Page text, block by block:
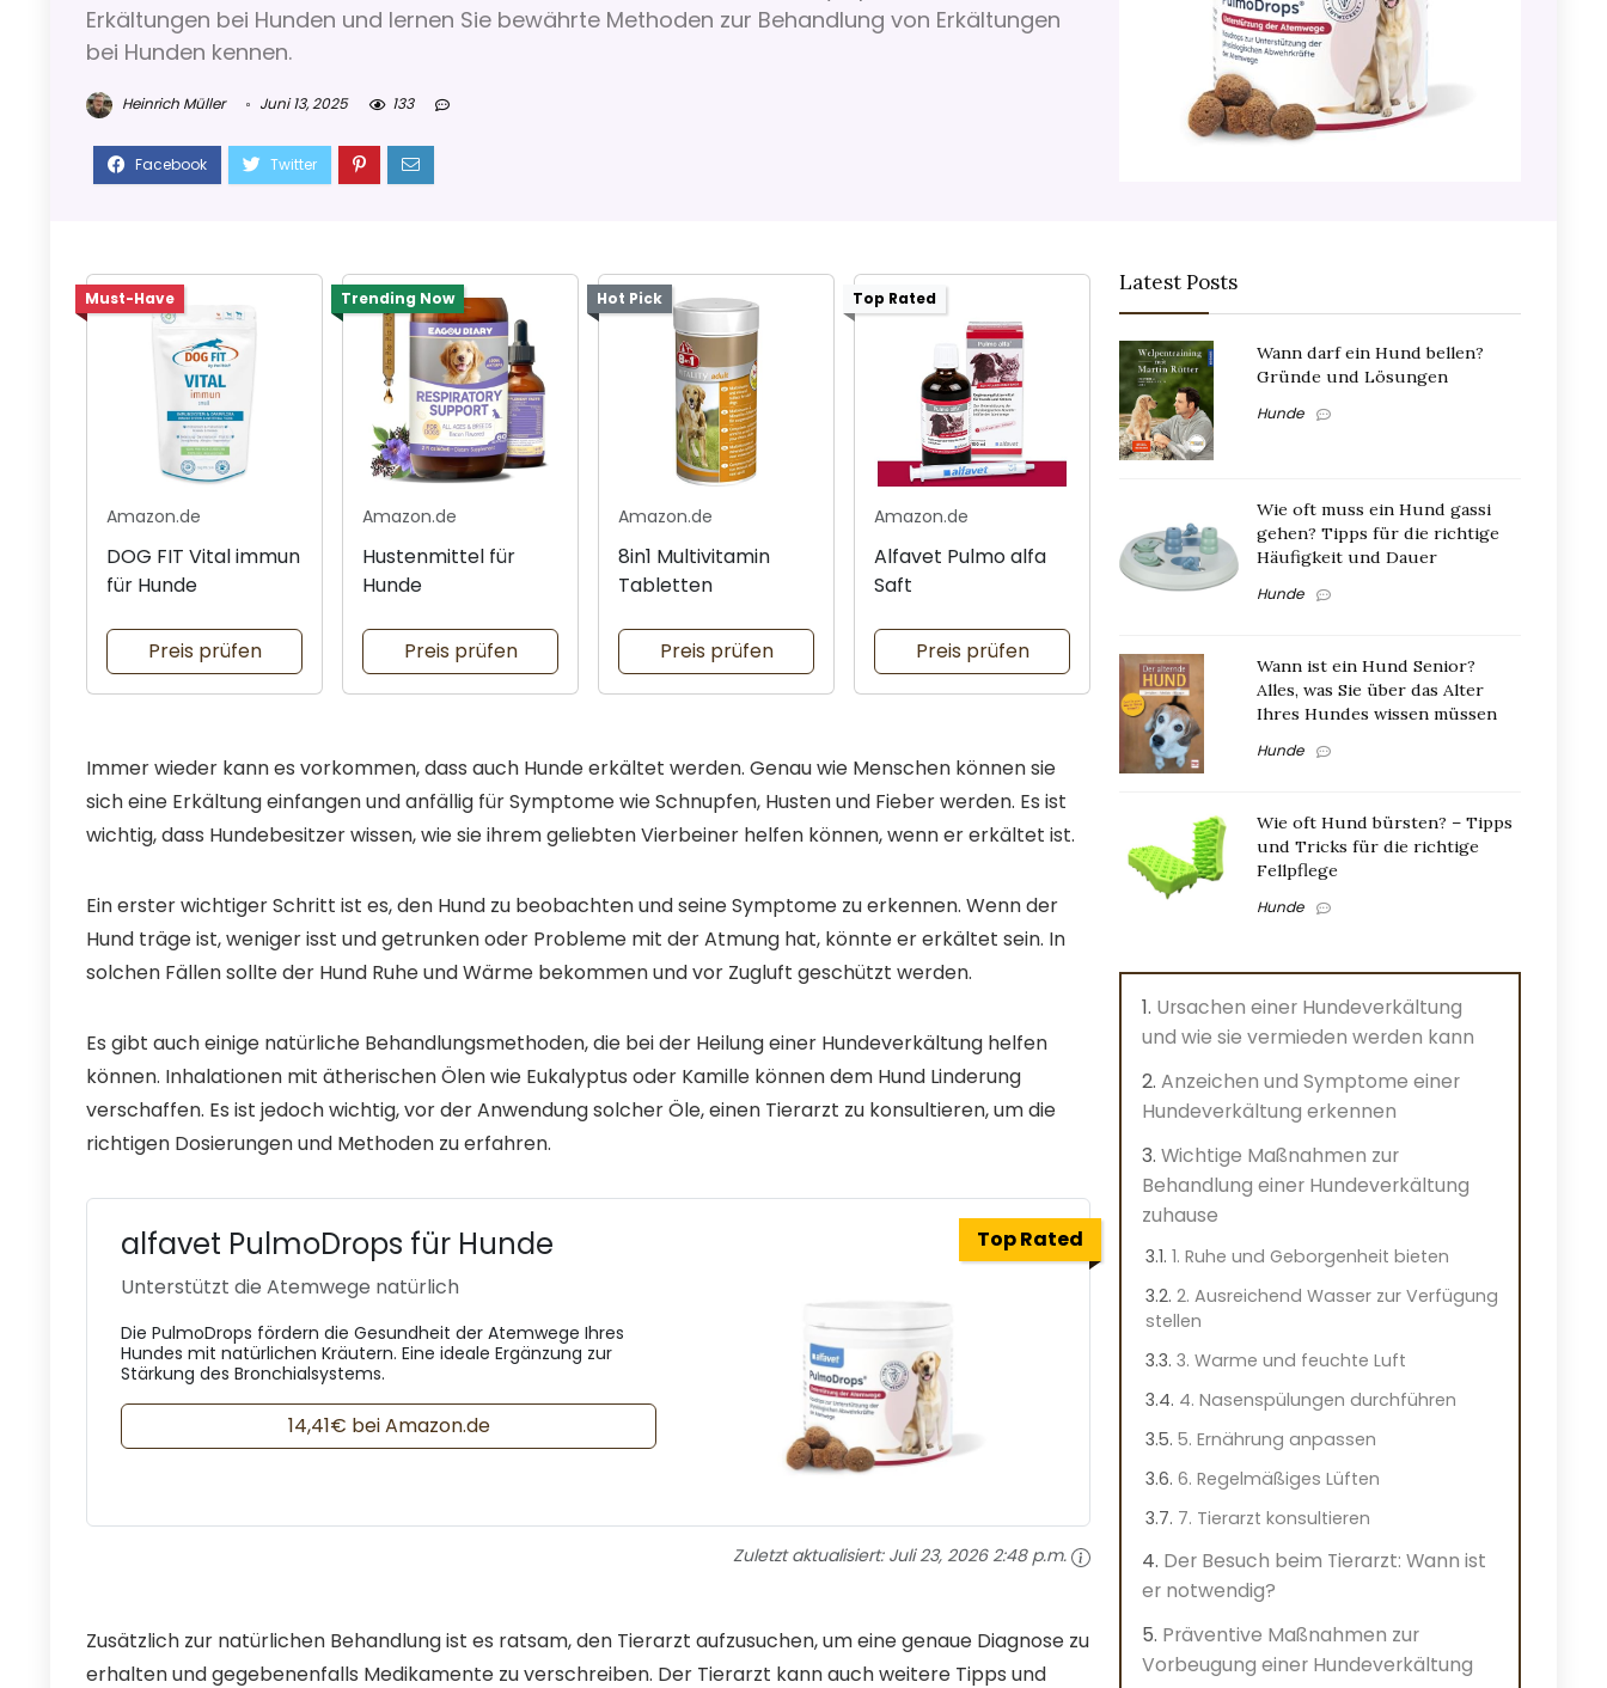
Erkältungen bei Hunden und lernen Sie bewährte Methoden zur Behandlung von Erkältungen
bei Hunden kennen.
Heinrich Müller Juni 13, 2025 133
Must-Have
Amazon.de
DOG FIT Vital immun
für Hunde
Preis prüfen
Trending Now
Amazon.de
Hustenmittel für
Hunde
Preis prüfen
Hot Pick
Amazon.de
8in1 Multivitamin
Tabletten
Preis prüfen
Top Rated
Amazon.de
Alfavet Pulmo alfa
Saft
Preis prüfen
Immer wieder kann es vorkommen, dass auch Hunde erkältet werden. Genau wie Menschen können sie
sich eine Erkältung einfangen und anfällig für Symptome wie Schnupfen, Husten und Fieber werden. Es ist
wichtig, dass Hundebesitzer wissen, wie sie ihrem geliebten Vierbeiner helfen können, wenn er erkältet ist.
Ein erster wichtiger Schritt ist es, den Hund zu beobachten und seine Symptome zu erkennen. Wenn der
Hund träge ist, weniger isst und getrunken oder Probleme mit der Atmung hat, könnte er erkältet sein. In
solchen Fällen sollte der Hund Ruhe und Wärme bekommen und vor Zugluft geschützt werden.
Es gibt auch einige natürliche Behandlungsmethoden, die bei der Heilung einer Hundeverkältung helfen
können. Inhalationen mit ätherischen Ölen wie Eukalyptus oder Kamille können dem Hund Linderung
verschaffen. Es ist jedoch wichtig, vor der Anwendung solcher Öle, einen Tierarzt zu konsultieren, um die
richtigen Dosierungen und Methoden zu erfahren.
Top Rated
alfavet PulmoDrops für Hunde
Unterstützt die Atemwege natürlich
Die PulmoDrops fördern die Gesundheit der Atemwege Ihres
Hundes mit natürlichen Kräutern. Eine ideale Ergänzung zur
Stärkung des Bronchialsystems.
14,41€ bei Amazon.de
Zuletzt aktualisiert: Juli 23, 2026 2:48 p.m.
Zusätzlich zur natürlichen Behandlung ist es ratsam, den Tierarzt aufzusuchen, um eine genaue Diagnose zu
erhalten und gegebenenfalls Medikamente zu verschreiben. Der Tierarzt kann auch weitere Tipps und
Latest Posts
Wann darf ein Hund bellen?
Gründe und Lösungen
Hunde
Wie oft muss ein Hund gassi
gehen? Tipps für die richtige
Häufigkeit und Dauer
Hunde
Wann ist ein Hund Senior?
Alles, was Sie über das Alter
Ihres Hundes wissen müssen
Hunde
Wie oft Hund bürsten? – Tipps
und Tricks für die richtige
Fellpflege
Hunde
Ursachen einer Hundeverkältung
und wie sie vermieden werden kann
Anzeichen und Symptome einer
Hundeverkältung erkennen
Wichtige Maßnahmen zur
Behandlung einer Hundeverkältung
zuhause
1. Ruhe und Geborgenheit bieten
2. Ausreichend Wasser zur Verfügung
stellen
3. Warme und feuchte Luft
4. Nasenspülungen durchführen
5. Ernährung anpassen
6. Regelmäßiges Lüften
7. Tierarzt konsultieren
Der Besuch beim Tierarzt: Wann ist
er notwendig?
Präventive Maßnahmen zur
Vorbeugung einer Hundeverkältung